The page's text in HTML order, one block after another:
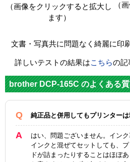
（画像をクリックすると拡大し
ます）
（
文書・写真共に問題なく綺麗に印
詳しいテストの結果はこちらの記
brother DCP-165C のよくある質
純正品と併用してもプリンター
はい、問題ございません。イン
インクと混ぜてセットしても、
ドが詰まったりすることはほぼ